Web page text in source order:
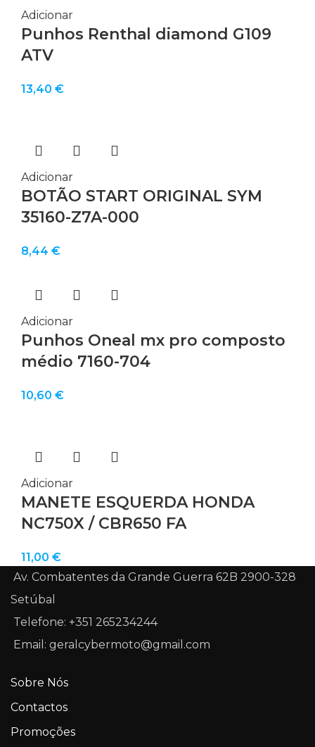
Adicionar
Punhos Renthal diamond G109
ATV
13,40 €
Adicionar
BOTÃO START ORIGINAL SYM
35160-Z7A-000
8,44 €
Adicionar
Punhos Oneal mx pro composto
médio 7160-704
10,60 €
Adicionar
MANETE ESQUERDA HONDA
NC750X / CBR650 FA
11,00 €
Av. Combatentes da Grande Guerra 62B 2900-328
Setúbal
Telefone: +351 265234244
Email: geralcybermoto@gmail.com
Sobre Nós
Contactos
Promoções